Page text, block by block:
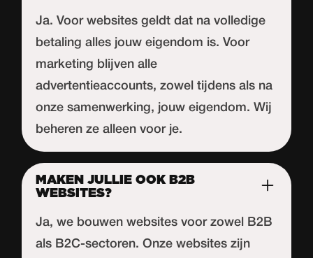
Ja. Voor websites geldt dat na volledige
betaling alles jouw eigendom is. Voor
marketing blijven alle
advertentieaccounts, zowel tijdens als na
onze samenwerking, jouw eigendom. Wij
beheren ze alleen voor je.
MAKEN JULLIE OOK B2B
WEBSITES?
Ja, we bouwen websites voor zowel B2B
als B2C-sectoren. Onze websites zijn